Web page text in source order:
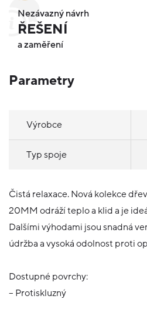
Nezávazný návrh
ŘEŠENÍ
a zaměření
Parametry
Výrobce
Typ spoje
Čistá relaxace. Nová kolekce
20MM odráží teplo a klid a je
Dalšími výhodami jsou snadná
údržba a vysoká odolnost proti
Dostupné povrchy:
– Protiskluzný